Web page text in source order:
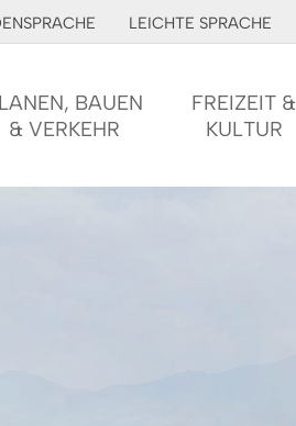
LEICHTE SPRACHE
BAUEN
& VERKEHR
FREIZEIT &
KULTUR